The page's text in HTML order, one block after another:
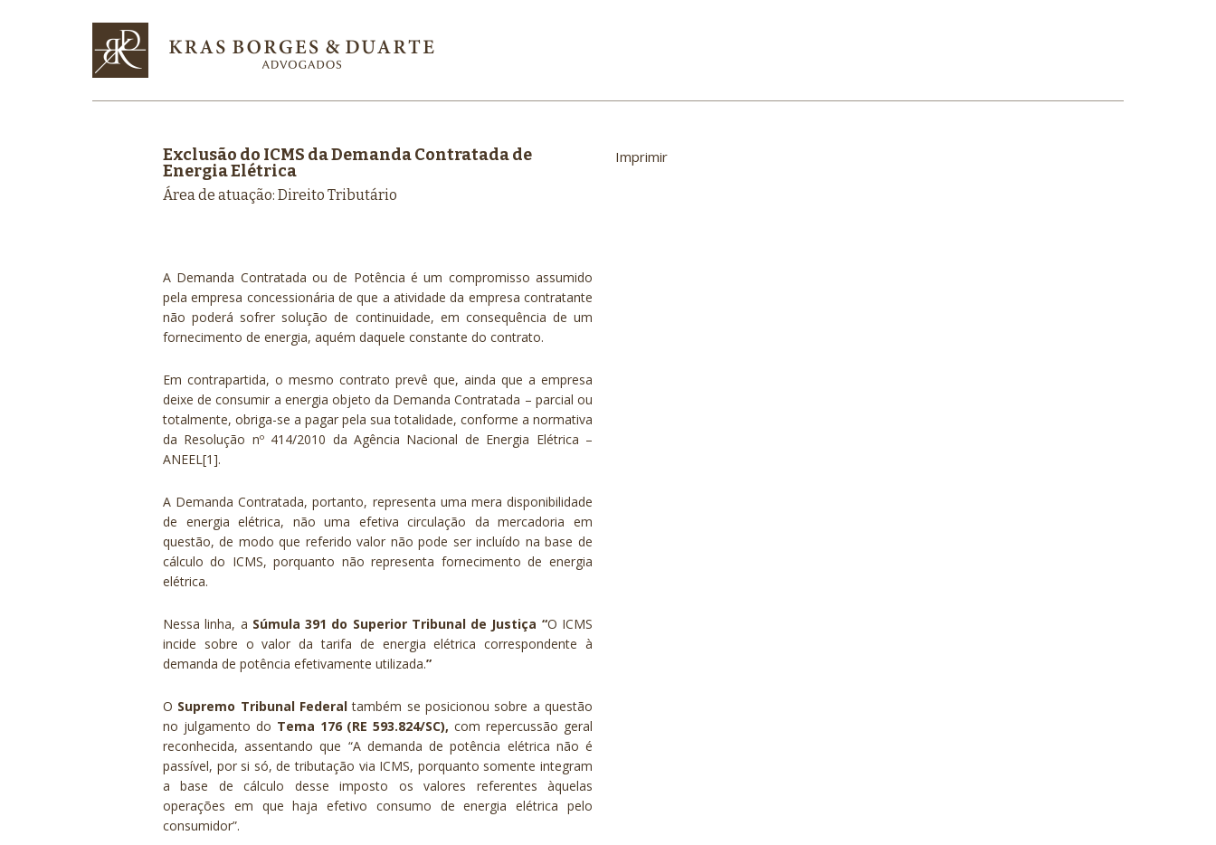
Imprimir
Exclusão do ICMS da Demanda Contratada de
Energia Elétrica
Área de atuação: Direito Tributário
A Demanda Contratada ou de Potência é um compromisso assumido
pela empresa concessionária de que a atividade da empresa contratante
não poderá sofrer solução de continuidade, em consequência de um
fornecimento de energia, aquém daquele constante do contrato.
Em contrapartida, o mesmo contrato prevê que, ainda que a empresa
deixe de consumir a energia objeto da Demanda Contratada – parcial ou
totalmente, obriga-se a pagar pela sua totalidade, conforme a normativa
da Resolução nº 414/2010 da Agência Nacional de Energia Elétrica –
ANEEL[1].
A Demanda Contratada, portanto, representa uma mera disponibilidade
de energia elétrica, não uma efetiva circulação da mercadoria em
questão, de modo que referido valor não pode ser incluído na base de
cálculo do ICMS, porquanto não representa fornecimento de energia
elétrica.
Nessa linha, a Súmula 391 do Superior Tribunal de Justiça “O ICMS
incide sobre o valor da tarifa de energia elétrica correspondente à
demanda de potência efetivamente utilizada.”
O Supremo Tribunal Federal também se posicionou sobre a questão
no julgamento do Tema 176 (RE 593.824/SC),com repercussão geral
reconhecida, assentando que “A demanda de potência elétrica não é
passível, por si só, de tributação via ICMS, porquanto somente integram
a base de cálculo desse imposto os valores referentes àquelas
operações em que haja efetivo consumo de energia elétrica pelo
consumidor”.